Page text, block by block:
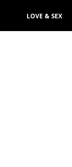
LOVE & SEX